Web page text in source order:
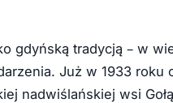
gdyńską tradycją – w
Już w 1933
nadwiślańskiej wsi